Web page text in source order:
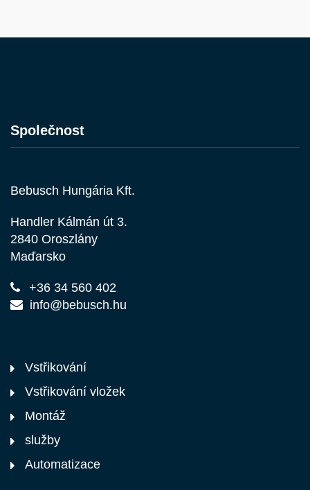
Společnost
Bebusch Hungária Kft.
Handler Kálmán út 3.
2840 Oroszlány
Maďarsko
+36 34 560 402
info@bebusch.hu
Vstřikování
Vstřikování vložek
Montáž
služby
Automatizace